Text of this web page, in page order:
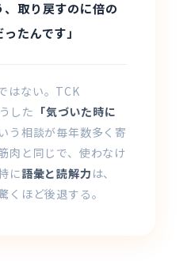
取り戻すのに倍の
たんです」
はない。TCK
した 「気づいた時に
う相談が毎年数多く寄
肉と同じで、使わなけ
に語彙と読解力 は、
くほど後退する。